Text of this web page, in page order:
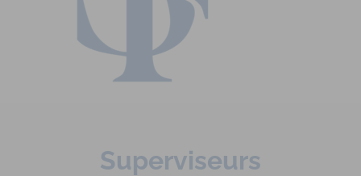
Superviseurs